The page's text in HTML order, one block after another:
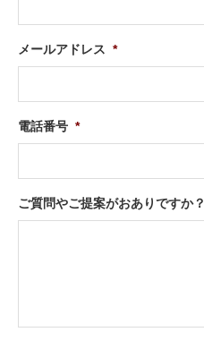
メールアドレス *
電話番号 *
ご質問やご提案がおありですか？